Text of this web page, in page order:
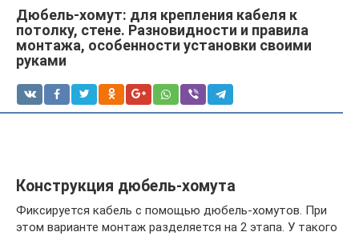
Дюбель-хомут: для крепления кабеля к
потолку, стене. Разновидности и правила
монтажа, особенности установки своими
руками
Конструкция дюбель-хомута
Фиксируется кабель с помощью дюбель-хомутов. При
этом варианте монтаж разделяется на 2 этапа. У такого